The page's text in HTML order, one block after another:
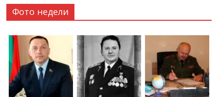
Фото недели